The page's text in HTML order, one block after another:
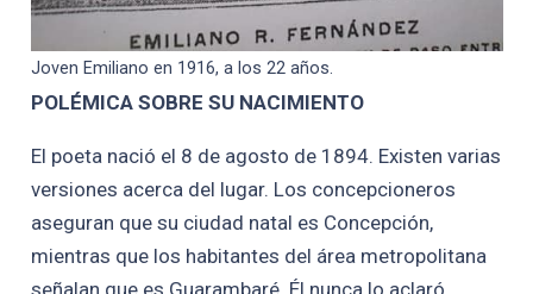
Joven Emiliano en 1916, a los 22 años.
POLÉMICA SOBRE SU NACIMIENTO
El poeta nació el 8 de agosto de 1894. Existen varias
versiones acerca del lugar. Los concepcioneros
aseguran que su ciudad natal es Concepción,
mientras que los habitantes del área metropolitana
señalan que es Guarambaré. Él nunca lo aclaró.